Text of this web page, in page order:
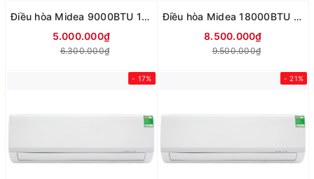
Điều hòa Midea 9000BTU 1 chiều Inverter MSAFC-10CRN8
5.000.000₫
6.300.000₫
Điều hòa Midea 18000BTU 1 chiều MSAFII-18CRN8
8.500.000₫
9.500.000₫
- 17% - 21%